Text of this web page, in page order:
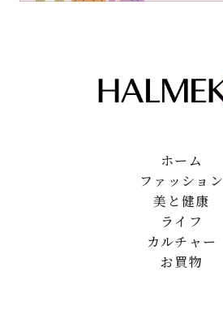
ホーム
ファッション
美と健康
ライフ
カルチャー
お買物